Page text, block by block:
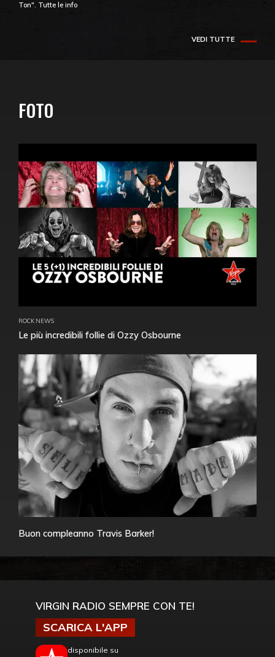
Ton". Tutte le info
VEDI TUTTE
FOTO
ROCK NEWS
Le più incredibili follie di Ozzy Osbourne
Buon compleanno Travis Barker!
VIRGIN RADIO SEMPRE CON TE!
SCARICA L'APP
disponibile su